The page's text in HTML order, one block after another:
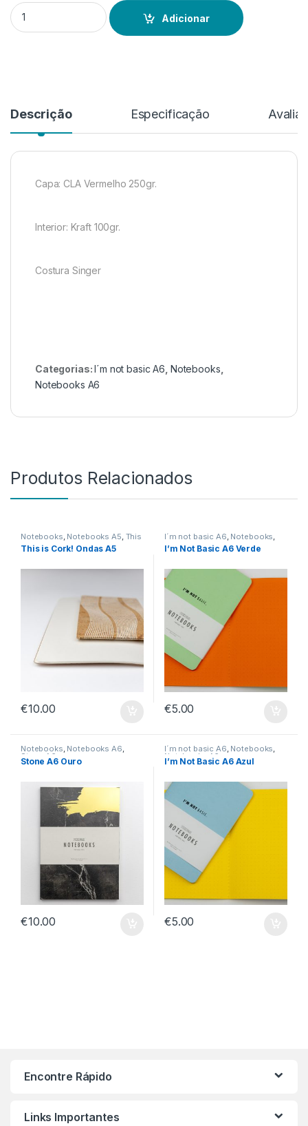
Quantidade de I'm Not Basic A6 Vermelho
Adicionar
Descrição Especificação
Capa: CLA Vermelho 250gr.
Interior: Kraft 100gr.
Costura Singer
Categorias:I´m not basic A6 Notebooks
Notebooks A6
Produtos Relacionados
Notebooks Notebooks A5 This
is Cork! A5
This is Cork! Ondas A5
€10.00
I´m not basic A6 Notebooks
Notebooks A6
I’m Not Basic A6 Verde
€5.00
Notebooks, Notebooks A6,
Stone A6
Stone A6 Ouro
€10.00
I´m not basic A6, Notebooks,
Notebooks A6
I’m Not Basic A6 Azul
€5.00
Encontre Rápido
Links Importantes